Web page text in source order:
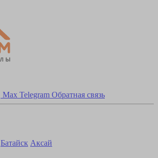
Max Telegram Обратная связь
Батайск Аксай